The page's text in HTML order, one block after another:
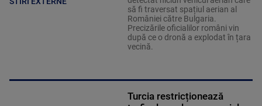
să fi traversat spațiul aerian al
României către Bulgaria.
Precizările oficialilor români vin
după ce o dronă a explodat în țara
vecină.
Turcia restricționează